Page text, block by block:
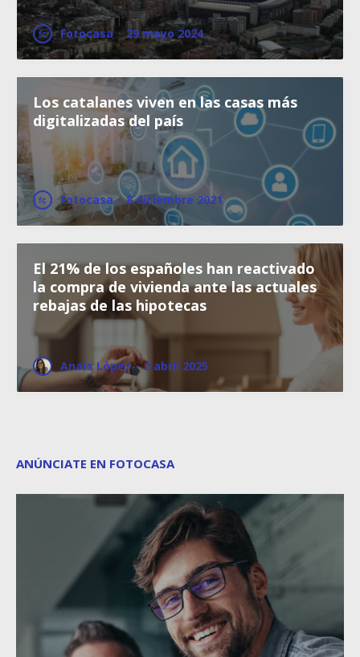
Fotocasa · 29 mayo 2024
Los catalanes viven en las casas más
digitalizadas del país
Fotocasa · 8 diciembre 2021
El 21% de los españoles han reactivado
la compra de vivienda ante las actuales
rebajas de las hipotecas
Anaïs López · 2 abril 2025
ANÚNCIATE EN FOTOCASA